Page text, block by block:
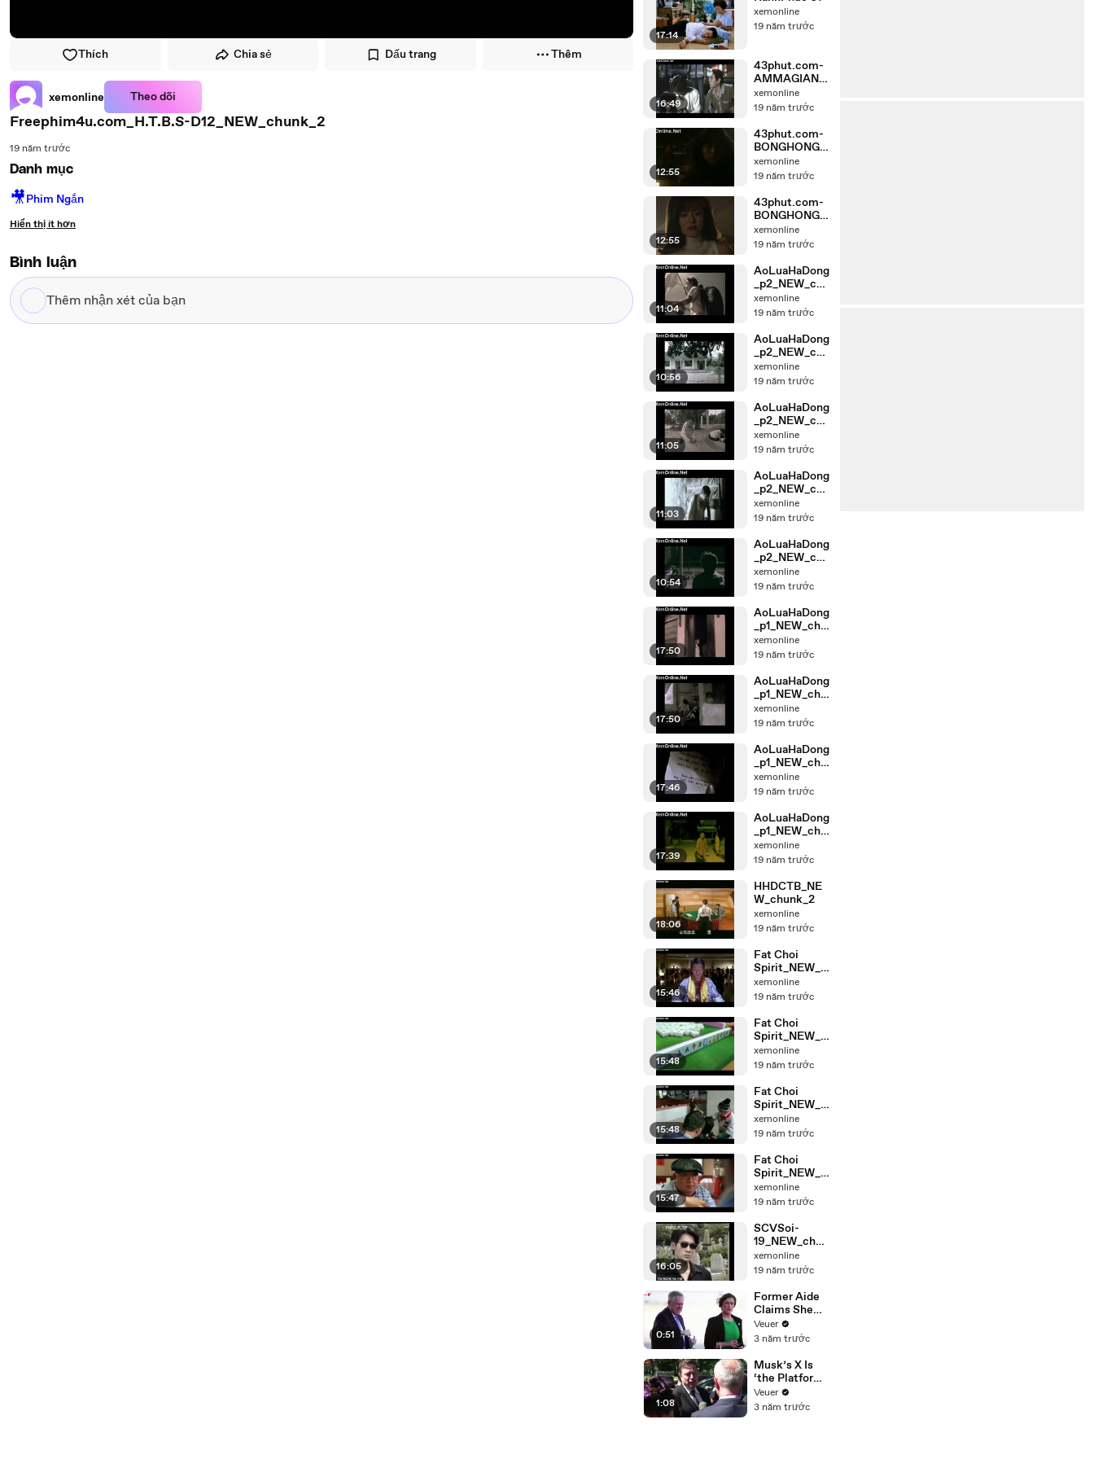
Thích Chia sẻ Dấu trang Thêm
xemonline Theo dõi
Freephim4u.com_H.T.B.S-D12_NEW_chunk_2
19 năm trước
Danh mục
🎥Phim Ngắn
Hiển thị ít hơn
Bình luận
Thêm
nhận
17:14
xemonline
19 năm trước
16:49
43phut.com-
AMMAGIANG
HO_NEW_chu
nk_2
xemonline
19 năm trước
12:55
43phut.com-
BONGHONGA
I-
2_chunk_1_NE
xemonline
19 năm trước
12:55
43phut.com-
BONGHONGA
I-2_chunk_7
xemonline
19 năm trước
11:04
AoLuaHaDong
_p2_NEW_chu
nk_5
xemonline
19 năm trước
10:56
AoLuaHaDong
_p2_NEW_chu
nk_2
xemonline
19 năm trước
11:05
AoLuaHaDong
_p2_NEW_chu
nk_3
xemonline
19 năm trước
11:03
AoLuaHaDong
_p2_NEW_chu
nk_4
xemonline
19 năm trước
10:54
AoLuaHaDong
_p2_NEW_chu
nk_1
xemonline
19 năm trước
17:50
AoLuaHaDong
_p1_NEW_chu
nk_4
xemonline
19 năm trước
17:50
AoLuaHaDong
_p1_NEW_chu
nk_3
xemonline
19 năm trước
17:46
AoLuaHaDong
_p1_NEW_chu
nk_5
xemonline
19 năm trước
17:39
AoLuaHaDong
_p1_NEW_chu
nk_1
xemonline
19 năm trước
18:06
HHDCTB_NE
W_chunk_2
xemonline
19 năm trước
15:46
Fat Choi
Spirit_NEW_c
hunk_6
xemonline
19 năm trước
15:48
Fat Choi
Spirit_NEW_c
hunk_4
xemonline
19 năm trước
15:48
Fat Choi
Spirit_NEW_c
hunk_2
xemonline
19 năm trước
15:47
Fat Choi
Spirit_NEW_c
hunk_3
xemonline
19 năm trước
16:05
SCVSoi-
19_NEW_chun
k_4
xemonline
19 năm trước
0:51
Former Aide
Claims She
Was Asked to
Make a ‘Hit
Trump
Veuer
3 năm trước
1:08
Musk’s X Is
‘the Platform
With the
Largest Ratio
Veuer
3 năm trước